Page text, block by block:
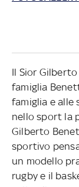
Il Sior
famiglia
famiglia e alle
nello sport la
Gilberto
sportivo
un modello
rugby e il